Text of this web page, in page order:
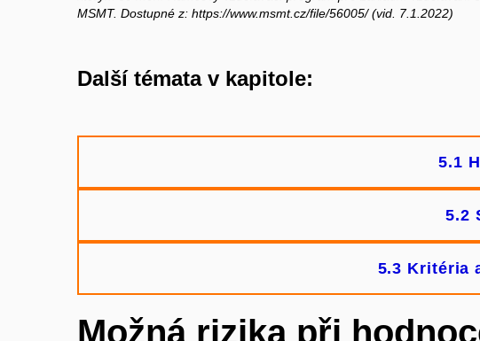
MSMT. Dostupné z: https://www.msmt.cz/file/56005/ (vid. 7.1.2022)
Další témata v kapitole:
5.1
5.2
5.3 Kritéria
Možná rizika při